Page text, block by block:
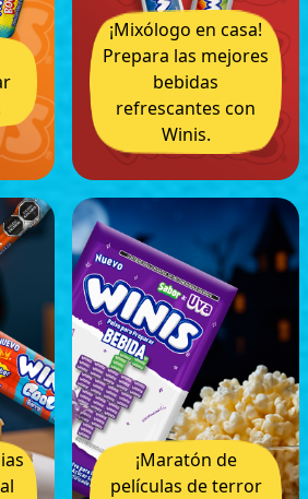
¡Mixólogo en casa!
Prepara las mejores
bebidas
refrescantes con
Winis.
¡Maratón de
películas de terror